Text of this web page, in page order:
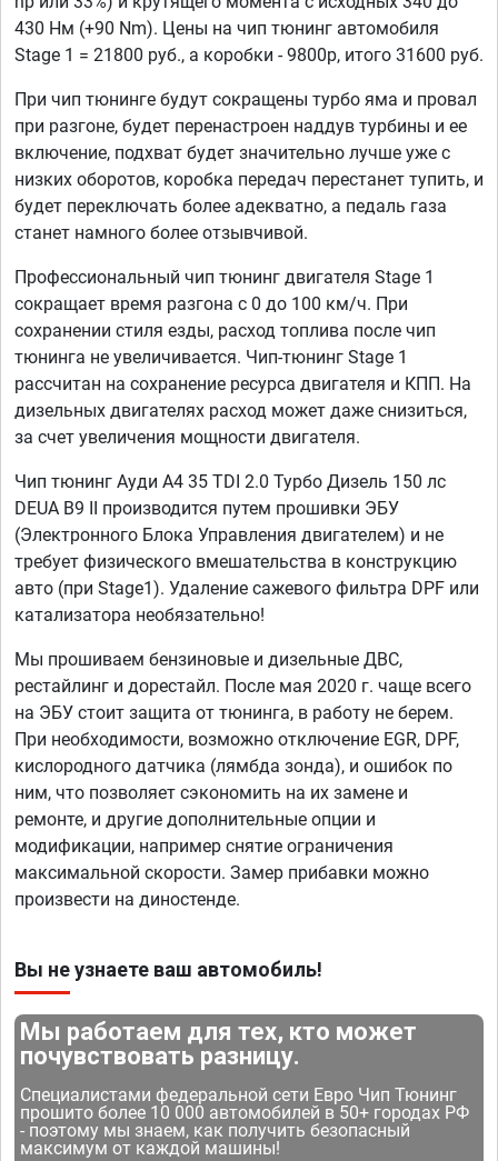
430 Нм (+90 Nm). Цены на чип тюнинг автомобиля
Stage 1 = 21800 руб., а коробки - 9800р, итого 31600 руб.
При чип тюнинге будут сокращены турбо яма и провал
при разгоне, будет перенастроен наддув турбины и ее
включение, подхват будет значительно лучше уже с
низких оборотов, коробка передач перестанет тупить, и
будет переключать более адекватно, а педаль газа
станет намного более отзывчивой.
Профессиональный чип тюнинг двигателя Stage 1
сокращает время разгона с 0 до 100 км/ч. При
сохранении стиля езды, расход топлива после чип
тюнинга не увеличивается. Чип-тюнинг Stage 1
рассчитан на сохранение ресурса двигателя и КПП. На
дизельных двигателях расход может даже снизиться,
за счет увеличения мощности двигателя.
Чип тюнинг Ауди А4 35 TDI 2.0 Турбо Дизель 150 лс
DEUA B9 II производится путем прошивки ЭБУ
(Электронного Блока Управления двигателем) и не
требует физического вмешательства в конструкцию
авто (при Stage1). Удаление сажевого фильтра DPF или
катализатора необязательно!
Мы прошиваем бензиновые и дизельные ДВС,
рестайлинг и дорестайл. После мая 2020 г. чаще всего
на ЭБУ стоит защита от тюнинга, в работу не берем.
При необходимости, возможно отключение EGR, DPF,
кислородного датчика (лямбда зонда), и ошибок по
ним, что позволяет сэкономить на их замене и
ремонте, и другие дополнительные опции и
модификации, например снятие ограничения
максимальной скорости. Замер прибавки можно
произвести на диностенде.
Вы не узнаете ваш автомобиль!
Мы работаем для тех, кто может
почувствовать разницу.
Специалистами федеральной сети Евро Чип Тюнинг
прошито более 10 000 автомобилей в 50+ городах РФ
- поэтому мы знаем, как получить безопасный
максимум от каждой машины!